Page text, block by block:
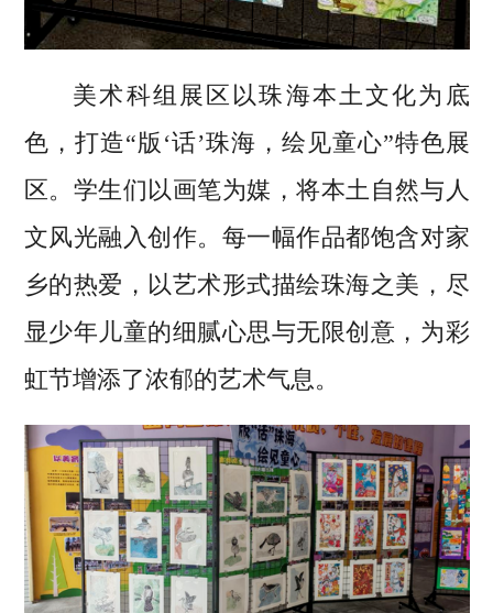
美术科组展区以珠海本土文化为底
色，打造“版‘话’珠海，绘见童心”特色展
区。学生们以画笔为媒，将本土自然与人
文风光融入创作。每一幅作品都饱含对家
乡的热爱，以艺术形式描绘珠海之美，尽
显少年儿童的细腻心思与无限创意，为彩
虹节增添了浓郁的艺术气息。